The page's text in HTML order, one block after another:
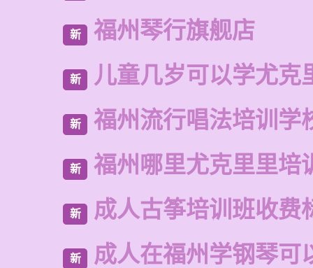
新 福州琴行旗舰店
新 儿童几岁可以学尤克
新 福州流行唱法培训学
新 福州哪里尤克里里培
新 成人古筝培训班收费
新 成人在福州学钢琴可